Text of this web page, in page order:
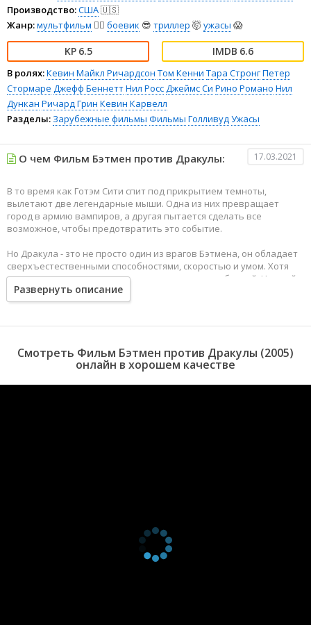
Производство:США🇺🇸
Жанр:мультфильм 🧚‍♀️ боевик 😎 триллер 🤯ужасы 😱
6.5 6.6
В ролях:Кевин Майкл Ричардсон Том Кенни Тара СтронгПетер
Стормаре Джефф БеннеттНил РоссДжеймс Си Рино Романо Нил
Дункан Ричард Грин Кевин Карвелл
Разделы: Зарубежные фильмы Фильмы ГолливудУжасы
О чем Фильм Бэтмен против Дракулы: 17.03.2021
В то время как Готэм Сити спит под прикрытием темноты,
вылетают две легендарные мыши. Одна из них превращает
город в армию вампиров, а другая пытается сделать все
возможное, чтобы предотвратить это событие.
Но Дракула - зто не просто один из врагов Бэтмена, он обладает
сверхъестественными способностями, скоростью и умом. Хотя
даже со своим арсеналом технических приспособлений, Черный
Рыцарь смертен.
Развернуть описание
Смотреть Фильм Бэтмен против Дракулы (2005)
онлайн в хорошем качестве